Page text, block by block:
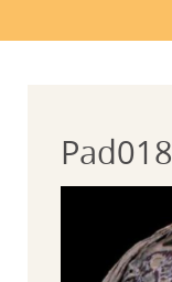
Pad018